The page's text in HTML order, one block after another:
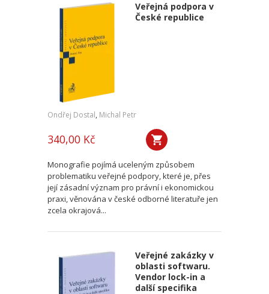
Veřejná podpora v
České republice
Ondřej Dostal, Michal Petr
340,00 Kč
Monografie pojímá uceleným způsobem
problematiku veřejné podpory, které je, přes
její zásadní význam pro právní i ekonomickou
praxi, věnována v české odborné literatuře jen
zcela okrajová...
Veřejné zakázky v
oblasti softwaru.
Vendor lock-in a
další specifika